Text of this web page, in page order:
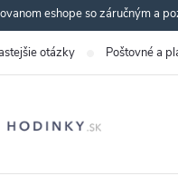
eshope so záručným a
otázky Poštovné a